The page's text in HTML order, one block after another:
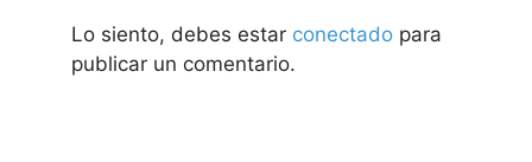
Lo siento, debes estar conectado para
publicar un comentario.